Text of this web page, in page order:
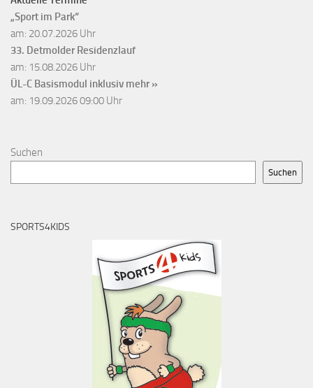
„Sport im Park“
am: 20.07.2026 Uhr
33. Detmolder Residenzlauf
am: 15.08.2026 Uhr
ÜL-C Basismodul inklusiv mehr »
am: 19.09.2026 09:00 Uhr
Suchen
Suchen
SPORTS4KIDS